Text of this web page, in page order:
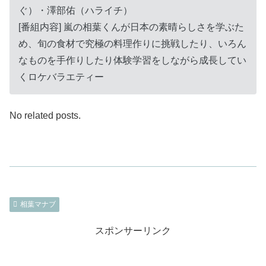
ぐ）・澤部佑（ハライチ）
[番組内容] 嵐の相葉くんが日本の素晴らしさを学ぶた
め、旬の食材で究極の料理作りに挑戦したり、いろん
なものを手作りしたり体験学習をしながら成長してい
くロケバラエティー
No related posts.
相葉マナブ
スポンサーリンク